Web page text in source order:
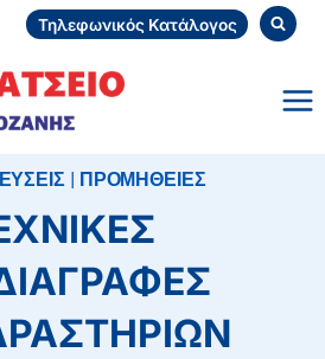
Τηλεφωνικός Κατάλογος
ΠΡΟΜΗΘΕΙΕΣ